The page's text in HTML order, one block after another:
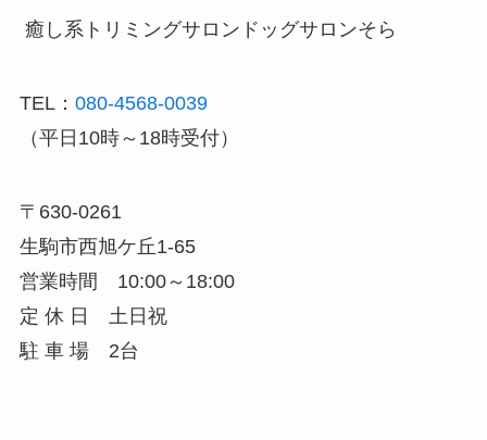
癒し系トリミングサロン ドッグサロンそら
TEL： 080-4568-0039
（平日10時～18時受付）
〒630-0261
生駒市西旭ケ丘1-65
営業時間 10:00～18:00
定 休 日 土日祝
駐 車 場 2台